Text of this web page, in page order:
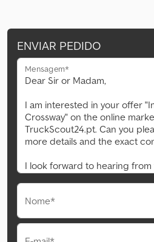
ENVIAR PEDIDO
Mensagem*
Nome*